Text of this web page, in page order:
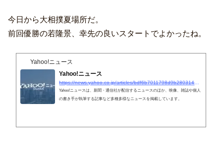
今日から大相撲夏場所だ。
前回優勝の若隆景、幸先の良いスタートでよかったね。
Yahoo!ニュース
Yahoo!ニュース
https://news.yahoo.co.jp/articles/
Yahoo!ニュースは、新聞・通信社が配信するニュースのほか、映像、雑誌や個人
の書き手が執筆する記事など多種多様なニュースを掲載しています。